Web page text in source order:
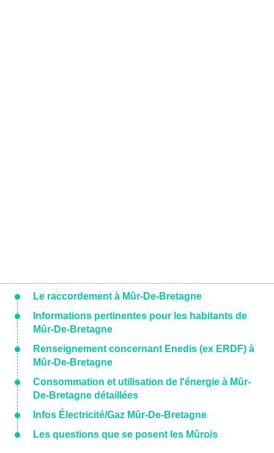
Le raccordement à Mûr-De-Bretagne
Informations pertinentes pour les habitants de
Mûr-De-Bretagne
Renseignement concernant Enedis (ex ERDF) à
Mûr-De-Bretagne
Consommation et utilisation de l'énergie à Mûr-
De-Bretagne détaillées
Infos Électricité/Gaz Mûr-De-Bretagne
Les questions que se posent les Mûrois